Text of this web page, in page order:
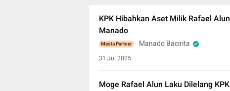
KPK Hibahkan Aset Milik Rafael
Manado
Media Partner Manado Bacirita
31 Jul 2025
Moge Rafael Alun Laku Dilelang